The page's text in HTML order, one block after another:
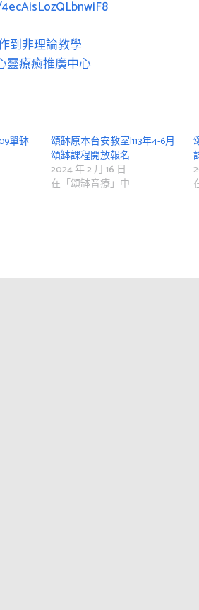
到非理論教學
靈療癒推廣中心
單缽
頌缽原本台安教室|113年4-6月
頌缽課程開放報名
2024 年 2 月 16 日
在「頌缽音療」中